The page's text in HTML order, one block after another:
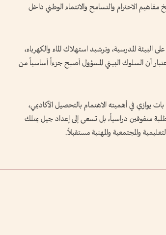
مفاهيم الاحترام والتسامح والانتماء الوطني داخل
البيئة المدرسية، وترشيد استهلاك الماء والكهرباء،
أن السلوك البيئي المسؤول أصبح جزءاً أساسياً من
يوازي في أهميته الاهتمام بالتحصيل الأكاديمي،
متفوقين دراسياً، بل تسعى إلى إعداد جيل يمتلك
والمجتمعية والمهنية مستقبلاً.